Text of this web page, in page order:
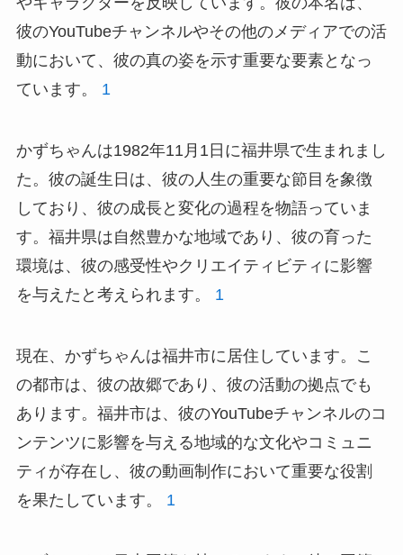
彼のYouTubeチャンネルやその他のメディアでの活
動において、彼の真の姿を示す重要な要素となっ
ています。 1
かずちゃんは1982年11月1日に福井県で生まれまし
た。彼の誕生日は、彼の人生の重要な節目を象徴
しており、彼の成長と変化の過程を物語っていま
す。福井県は自然豊かな地域であり、彼の育った
環境は、彼の感受性やクリエイティビティに影響
を与えたと考えられます。 1
現在、かずちゃんは福井市に居住しています。こ
の都市は、彼の故郷であり、彼の活動の拠点でも
あります。福井市は、彼のYouTubeチャンネルのコ
ンテンツに影響を与える地域的な文化やコミュニ
ティが存在し、彼の動画制作において重要な役割
を果たしています。 1